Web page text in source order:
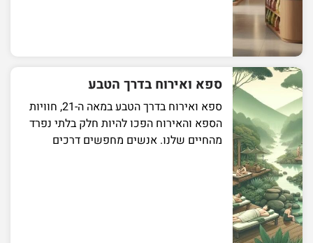
ספא ואירוח בדרך הטבע
ספא ואירוח בדרך הטבע במאה ה-21, חוויות
הספא והאירוח הפכו להיות חלק בלתי נפרד
מהחיים שלנו. אנשים מחפשים דרכים